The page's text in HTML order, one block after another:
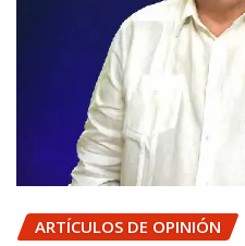
ARTÍCULOS DE OPINIÓN